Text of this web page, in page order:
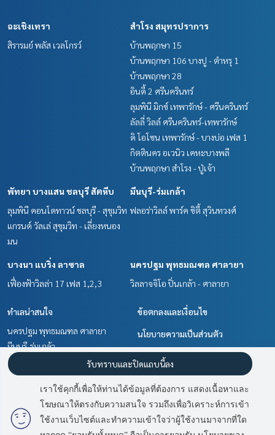
มี2คนกำลังดูประกาศนี้
ฉะเชิงเทรา
สิรารมย์ พลัส เวลโกรว์
สำโรง สมุทรปราการ
บ้านพฤกษา 15
บ้านพฤกษา 106 บางปู - ตำหรุ 1
บ้านพฤกษา 28
อินดี้ 2 ศรีนครินทร์
ลุมพินี มิกซ์ เทพารักษ์ - ศรีนครินทร์
ลัลลี่ วิลล์ ศรีนครินทร์-เทพารักษ์
ดิ โอโซน เทพารักษ์ - บางบ่อ เฟส 1
กิตตินคร อเวนิว เคหะบางพลี
บ้านพฤกษา สำโรง - ปู่เจ้า
พัทยา บางแสน ชลบุรี สัตหีบ
ลุมพินี คอนโดทาวน์ ชลบุรี - สุขุมวิท
แกรนด์ วัลเล่ สุขุมวิท - เลี่ยงหนอง
มน
มีนบุรี-ร่มเกล้า
ฟลอร่าวิลล์ พาร์ค ซิตี้ สุวินทวงศ์
บางนา แบริ่ง ลาซาล
เฟื่องฟ้าวิลล่า 17 เฟส 1,2,3
นครปฐม พุทธมณฑล ศาลายา
วิลลาจจิโอ ปิ่นเกล้า - ศาลายา
ทำเลน่าสนใจ
นครปฐม พุทธมณฑล ศาลายา
มีนบุรี-ร่มเกล้า
ฉะเชิงเทรา
บางนา แบริ่ง ลาซาล
สำโรง สมุทรปราการ
พัทยา บางแสน ชลบุรี สัตหีบ
ข้อตกลงและเงื่อนไข
นโยบายความเป็นส่วนตัว
เกี่ยวกับเรา
วิธีการฝากขาย-เช่า
ติดต่อ
เราใช้คุกกี้เพื่อให้ท่านได้ข้อมูลที่ต้องการ แสดงเนื้อหาและ
โฆษณาให้ตรงกับความสนใจ รวมถึงเพื่อวิเคราะห์การเข้า
ใช้งานเว็บไซต์และทำความเข้าใจว่าผู้ใช้งานมาจากที่ใด
รับทราบและปิดแถบนี้ลง